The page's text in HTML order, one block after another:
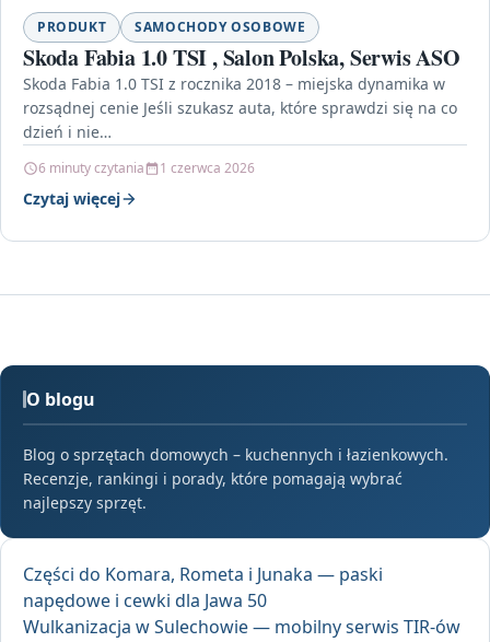
PRODUKT SAMOCHODY OSOBOWE
Skoda Fabia 1.0 TSI , Salon Polska, Serwis ASO
Skoda Fabia 1.0 TSI z rocznika 2018 – miejska dynamika w
rozsądnej cenie Jeśli szukasz auta, które sprawdzi się na co
dzień i nie…
6 minuty czytania 1 czerwca 2026
Czytaj więcej
O blogu
Blog o sprzętach domowych – kuchennych i łazienkowych.
Recenzje, rankingi i porady, które pomagają wybrać
najlepszy sprzęt.
Części do Komara, Rometa i Junaka — paski
napędowe i cewki dla Jawa 50
Wulkanizacja w Sulechowie — mobilny serwis TIR-ów